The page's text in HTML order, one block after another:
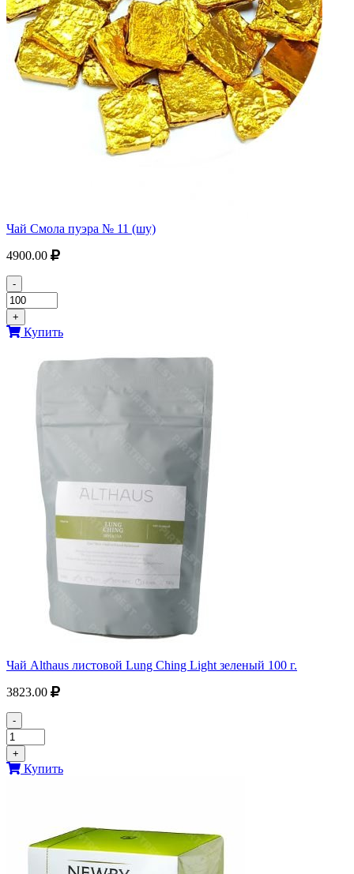
Чай Смола пуэра № 11 (шу)
4900.00
-
+
Купить
Чай Althaus листовой Lung Ching Light зеленый 100 г.
3823.00
-
+
Купить